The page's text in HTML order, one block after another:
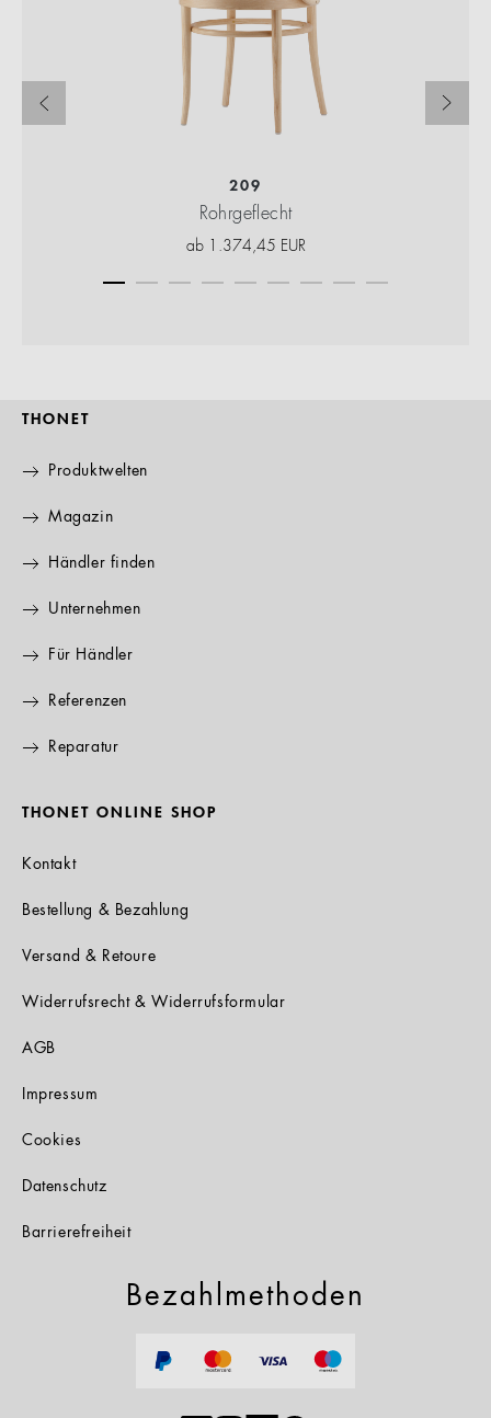
209
Rohrgeflecht
ab 1.374,45 EUR
THONET
Produktwelten
Magazin
Händler finden
Unternehmen
Für Händler
Referenzen
Reparatur
THONET ONLINE SHOP
Kontakt
Bestellung & Bezahlung
Versand & Retoure
Widerrufsrecht & Widerrufsformular
AGB
Impressum
Cookies
Datenschutz
Barrierefreiheit
Bezahlmethoden